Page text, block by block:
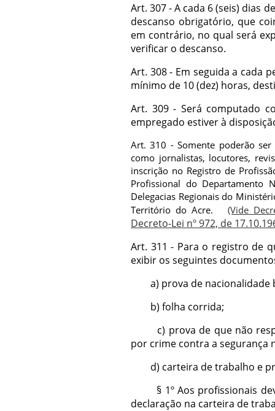
Art. 307 - A cada 6 (seis) dias
descanso obrigatório, que
em contrário, no qual será
verificar o descanso.
Art. 308 - Em seguida a cada
mínimo de 10 (dez) horas,
Art. 309 - Será computado
empregado estiver à
Art. 310 - Somente poderão
como jornalistas, locutores,
inscrição no Registro de
Profissional do Departamento
Delegacias Regionais do
Território do Acre. (Vide
Decreto-Lei nº 972, de
Art. 311 - Para o registro de
exibir os seguintes
a) prova de nacionalidade
b) folha corrida;
c) prova de que não
por crime contra a segurança
d) carteira de trabalho e
§ 1º Aos profissionais
declaração na carteira de